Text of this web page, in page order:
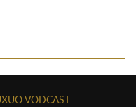
VODCAST